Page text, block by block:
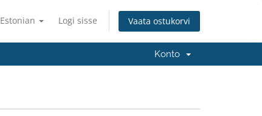
Estonian Logi sisse Vaata ostukorvi
Konto